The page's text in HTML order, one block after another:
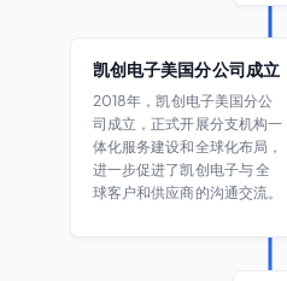
凯创电子美国分公司成立
2018年，凯创电子美国分公
司成立，正式开展分支机构一
体化服务建设和全球化布局，
进一步促进了凯创电子与 全
球客户和供应商的沟通交流。